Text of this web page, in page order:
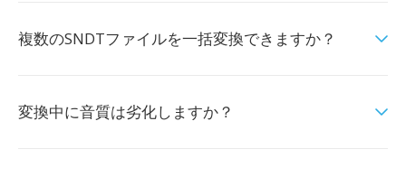
複数のSNDTファイルを一括変換できますか？
変換中に音質は劣化しますか？